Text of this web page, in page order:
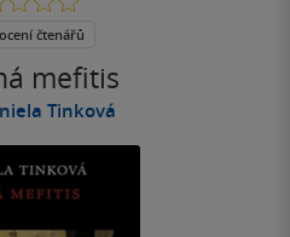
mefitis
Tinková
čtenářů